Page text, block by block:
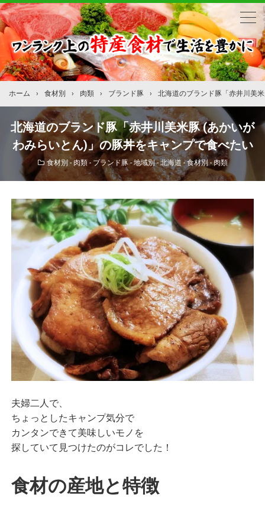
ホーム › 食材別 › 肉類 › ブランド豚 › 北海道のブランド豚「赤井川美
北海道のブランド豚「赤井川美米豚 (あかいが
わみらいとん)」の豚丼をキャンプで食べたい
食材別 - 肉類 - ブランド豚- 地域別 - 北海道 -食材別 - 肉類
夫婦二人で、
ちょっとしたキャンプ気分で
カンタンできて美味しいモノを
探していて見つけたのがコレでした！
食材の産地と特徴